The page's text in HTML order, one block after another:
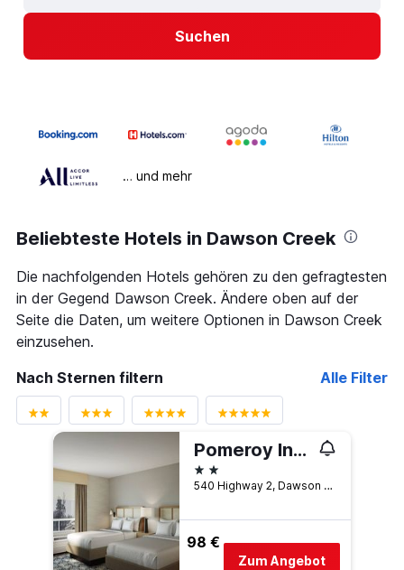
Suchen
… und mehr
Beliebteste Hotels in Dawson Creek
Die nachfolgenden Hotels gehören zu den gefragtesten
in der Gegend Dawson Creek. Ändere oben auf der
Seite die Daten, um weitere Optionen in Dawson Creek
einzusehen.
Nach Sternen filtern
Alle Filter
Pomeroy Inn and Suites Dawson Creek
2 Sterne
540 Highway 2, Dawson Creek, BC, Kanada
98 €
Zum Angebot